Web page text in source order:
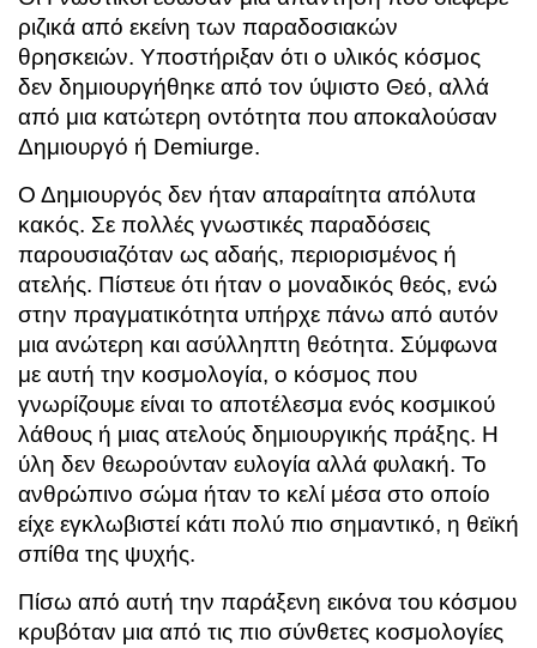
ριζικά από εκείνη των παραδοσιακών
θρησκειών. Υποστήριξαν ότι ο υλικός κόσμος
δεν δημιουργήθηκε από τον ύψιστο Θεό, αλλά
από μια κατώτερη οντότητα που αποκαλούσαν
Δημιουργό ή Demiurge.
Ο Δημιουργός δεν ήταν απαραίτητα απόλυτα
κακός. Σε πολλές γνωστικές παραδόσεις
παρουσιαζόταν ως αδαής, περιορισμένος ή
ατελής. Πίστευε ότι ήταν ο μοναδικός θεός, ενώ
στην πραγματικότητα υπήρχε πάνω από αυτόν
μια ανώτερη και ασύλληπτη θεότητα. Σύμφωνα
με αυτή την κοσμολογία, ο κόσμος που
γνωρίζουμε είναι το αποτέλεσμα ενός κοσμικού
λάθους ή μιας ατελούς δημιουργικής πράξης. Η
ύλη δεν θεωρούνταν ευλογία αλλά φυλακή. Το
ανθρώπινο σώμα ήταν το κελί μέσα στο οποίο
είχε εγκλωβιστεί κάτι πολύ πιο σημαντικό, η θεϊκή
σπίθα της ψυχής.
Πίσω από αυτή την παράξενη εικόνα του κόσμου
κρυβόταν μια από τις πιο σύνθετες κοσμολογίες